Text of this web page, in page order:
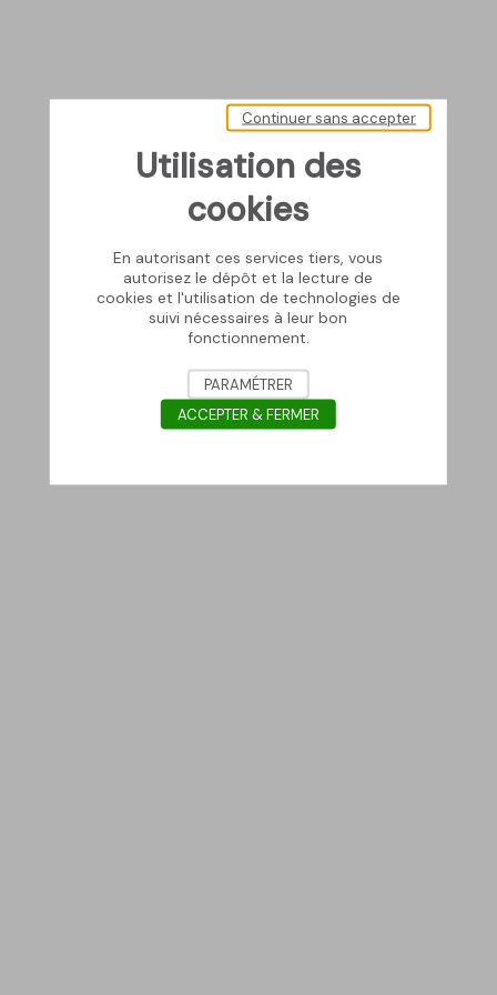
Utilisation des
cookies
En autorisant ces services tiers, vous
autorisez le dépôt et la lecture de
cookies et l'utilisation de technologies de
suivi nécessaires à leur bon
fonctionnement.
Continuer sans accepter
PARAMÉTRER
ACCEPTER & FERMER